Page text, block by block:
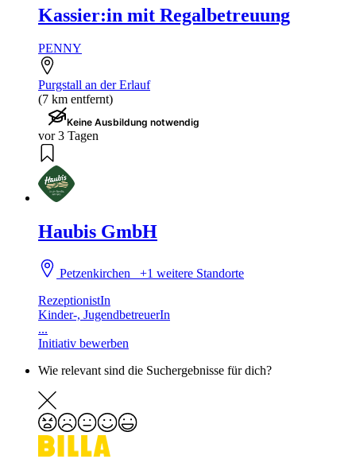
Kassier:in mit Regalbetreuung
PENNY
Purgstall an der Erlauf
(7 km entfernt)
Keine Ausbildung notwendig
vor 3 Tagen
Haubis GmbH
Petzenkirchen+1 weitere Standorte
RezeptionistIn
Kinder-, JugendbetreuerIn
...
Initiativ bewerben
Wie relevant sind die Suchergebnisse für dich?